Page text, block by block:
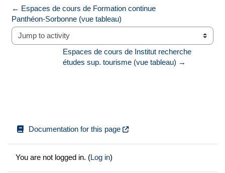
← Espaces de cours de Formation continue
Panthéon-Sorbonne (vue tableau)
Jump to activity
Espaces de cours de Institut recherche
études sup. tourisme (vue tableau) →
Documentation for this page
You are not logged in. (Log in)